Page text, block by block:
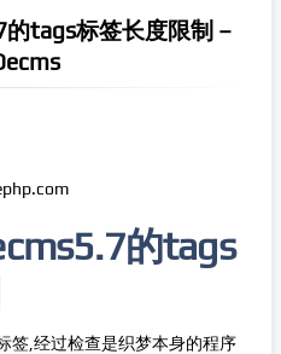
tags标签长度限制 –
的tags
签,经过检查是织梦本身的程序